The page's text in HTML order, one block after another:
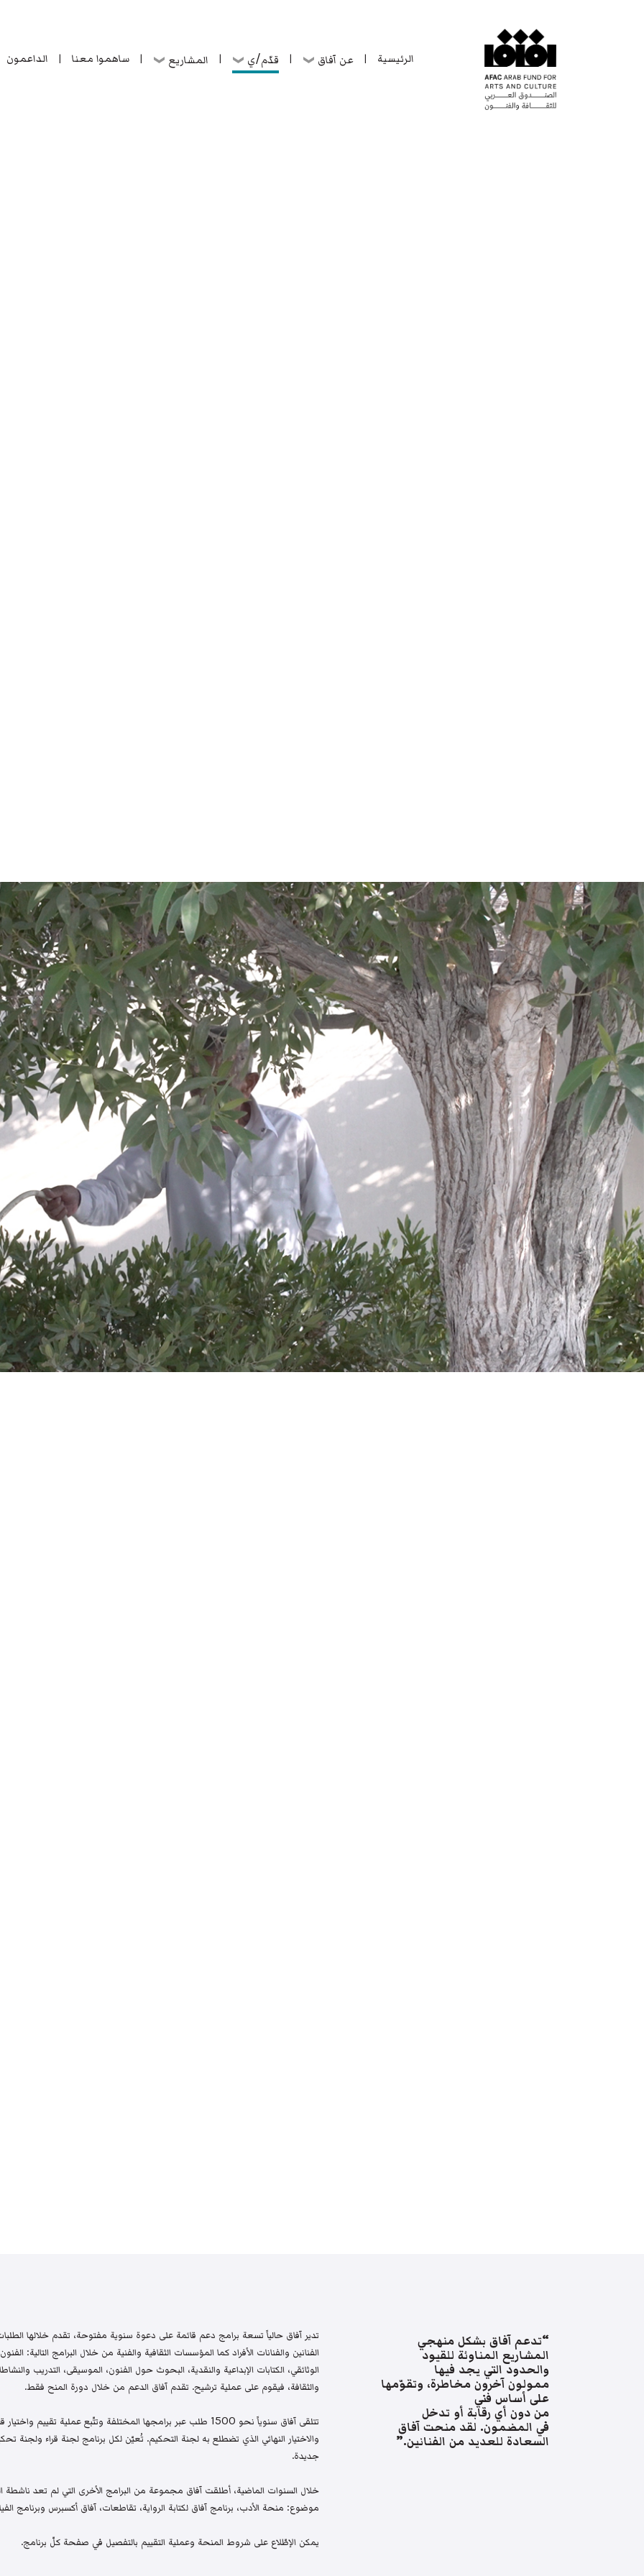
الرئيسية | عن آفاق | قدّم/ي | المشاريع | ساهموا معنا | الداعمون
“تدعم آفاق بشكل منهجي
المشاريع المناوئة للقيود
والحدود التي يجد فيها
ممولون آخرون مخاطرة، وتقوّمها
على أساس فني
من دون أي رقابة أو تدخل
في المضمون. لقد منحت آفاق
السعادة للعديد من الفنانين.”
تدير آفاق حالياً تسعة برامج دعم قائمة على دعوة سنوية مفتوحة، تقدم خلالها
الفنانين والفنانات الأفراد كما المؤسسات الثقافية والفنية من خلال البرامج التالية:
الوثائقي، الكتابات الإبداعية والنقدية، البحوث حول الفنون، الموسيقى، التدريب
والثقافة، فيقوم على عملية ترشيح. تقدم آفاق الدعم من خلال دورة المنح فقط.
تتلقى آفاق سنوياً نحو 1500 طلب عبر برامجها المختلفة وتتّبع عملية
والاختيار النهائي الذي تضطلع به لجنة التحكيم. تُعيّن لكل برنامج لجنة قراء
جديدة.
خلال السنوات الماضية، أطلقت آفاق مجموعة من البرامج الأخرى التي لم تعد ناشطة
موضوع: منحة الأدب، برنامج آفاق لكتابة الرواية، تقاطعات، آفاق أكسبرس وبرنامج
يمكن الإطّلاع على شروط المنحة وعملية التقييم بالتفصيل في صفحة كلّ برنامج.